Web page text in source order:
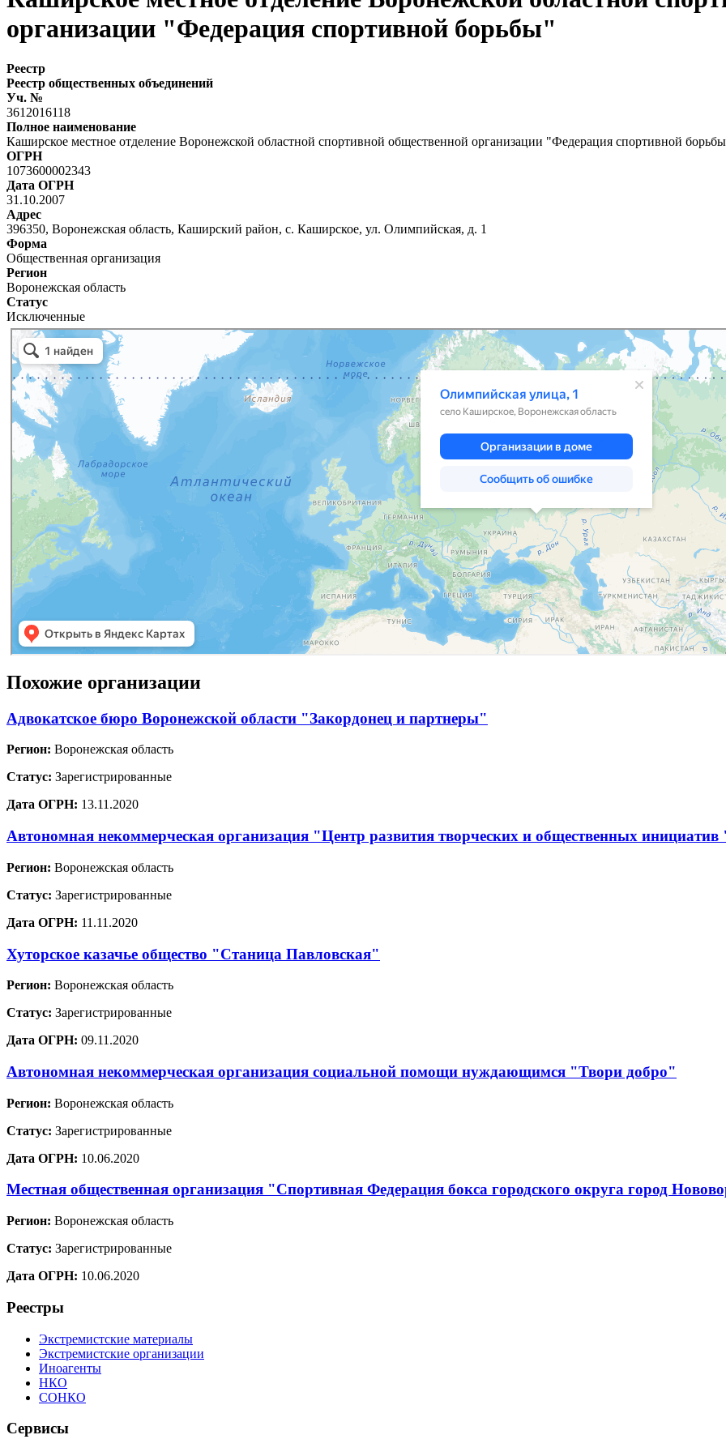
организации "Федерация спортивной борьбы"
Реестр
Реестр общественных объединений
Уч. №
3612016118
Полное наименование
Каширское местное отделение Воронежской областной спортивной общественной организации "Федерация спортивной
ОГРН
1073600002343
Дата ОГРН
31.10.2007
Адрес
396350, Воронежская область, Каширский район, с. Каширское, ул. Олимпийская, д. 1
Форма
Общественная организация
Регион
Воронежская область
Статус
Исключенные
Похожие организации
Адвокатское бюро Воронежской области "Закордонец и партнеры"
Регион: Воронежская область
Статус: Зарегистрированные
Дата ОГРН: 13.11.2020
Автономная некоммерческая организация "Центр развития творческих и общественных
Регион: Воронежская область
Статус: Зарегистрированные
Дата ОГРН: 11.11.2020
Хуторское казачье общество "Станица Павловская"
Регион: Воронежская область
Статус: Зарегистрированные
Дата ОГРН: 09.11.2020
Автономная некоммерческая организация социальной помощи нуждающимся "Твори добро"
Регион: Воронежская область
Статус: Зарегистрированные
Дата ОГРН: 10.06.2020
Местная общественная организация "Спортивная Федерация бокса городского округа город
Регион: Воронежская область
Статус: Зарегистрированные
Дата ОГРН: 10.06.2020
Реестры
Экстремистские материалы
Экстремистские организации
Иноагенты
НКО
СОНКО
Сервисы